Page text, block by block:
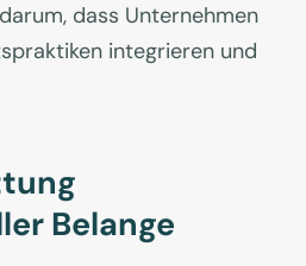
dass Unternehmen
integrieren und
Belange